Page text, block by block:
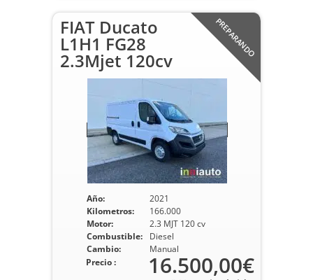
PREPARANDO
FIAT Ducato
L1H1 FG28
2.3Mjet 120cv
Año:
2021
Kilometros:
166.000
Motor:
2.3 MJT 120 cv
Combustible:
Diesel
Cambio:
Manual
Precio : 16.500,00€